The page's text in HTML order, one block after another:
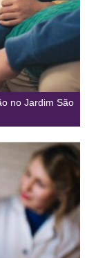
no Jardim São